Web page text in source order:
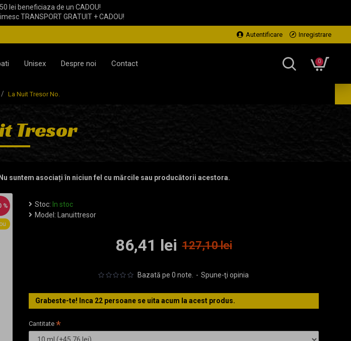
lei beneficiaza de un CADOU!
TRANSPORT GRATUIT + CADOU!
Autentificare Inregistrare
Unisex Despre noi Contact 0
La Nuit Tresor No.
Tresor
suntem asociați în niciun fel cu mărcile sau producătorii acestora.
% Stoc: In stoc
Model:
Lanuittresor
Bazată pe 0 note. - Spune-ţi opinia
Grabeste-te! Inca 22 persoane se uita acum la acest produs.
86,41 lei 127,10 lei
Cantitate